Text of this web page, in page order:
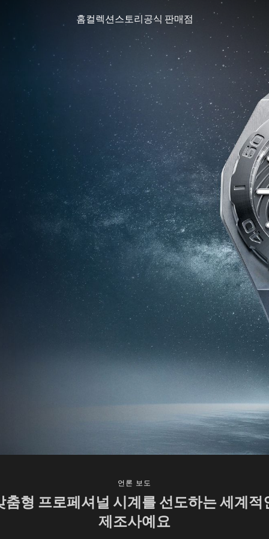
홈컬렉션스토리 공식 판매점
언론 보도
춤형 프로페셔널 시계를 선도하는 세계적
제조사예요